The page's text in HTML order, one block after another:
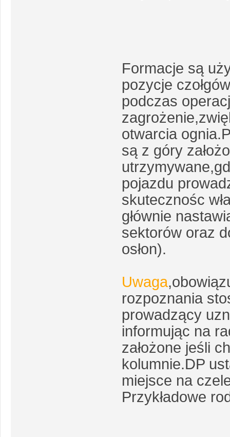
Formacje są
pozycje
podczas
otwarcia
są z góry
pojazdu
skutecznośc
głównie
sektorów oraz
osłon).
Uwaga
rozpoznania
prowadzący
informując na
założone jeśli
kolumnie.DP
miejsce na
Przykładowe